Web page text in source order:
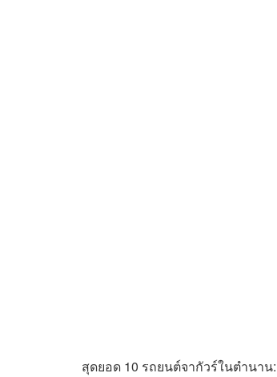
สุดยอด 10 รถยนต์จากัวร์ในตำนา